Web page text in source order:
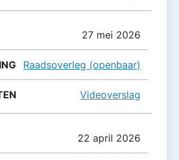
27 mei 2026
Raadsoverleg (openbaar)
Videoverslag
22 april 2026